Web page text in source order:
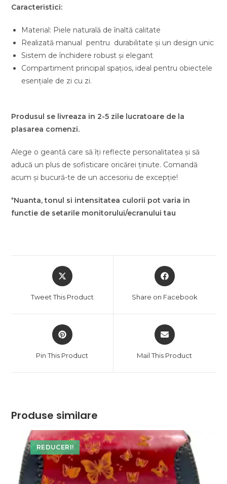
Caracteristici:
Material: Piele naturală de înaltă calitate
Realizată manual pentru durabilitate și un design unic
Sistem de închidere robust și elegant
Compartiment principal spațios, ideal pentru obiectele
esențiale de zi cu zi.
Produsul se livreaza in 2-5 zile lucratoare de la
plasarea comenzi.
Alege o geantă care să îți reflecte personalitatea și să
aducă un plus de sofisticare oricărei ținute. Comandă
acum și bucură-te de un accesoriu de excepție!
*Nuanta, tonul si intensitatea culorii pot varia in
functie de setarile monitorului/ecranului tau
Opens
in
new
Tweet This Product
Opens
in
new
Share on Facebook
Opens
in
new
Pin This Product
Opens
in
new
Mail This Product
Produse similare
REDUCERI!